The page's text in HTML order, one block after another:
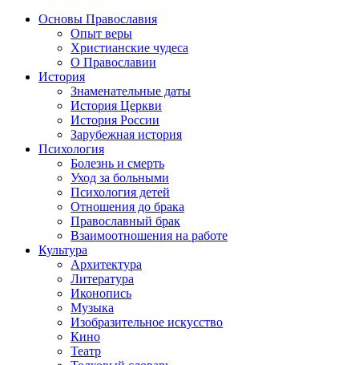
Основы Православия
Опыт веры
Христианские чудеса
О Православии
История
Знаменательные даты
История Церкви
История России
Зарубежная история
Психология
Болезнь и смерть
Уход за больными
Психология детей
Отношения до брака
Православный брак
Взаимоотношения на работе
Культура
Архитектура
Литература
Иконопись
Музыка
Изобразительное искусство
Кино
Театр